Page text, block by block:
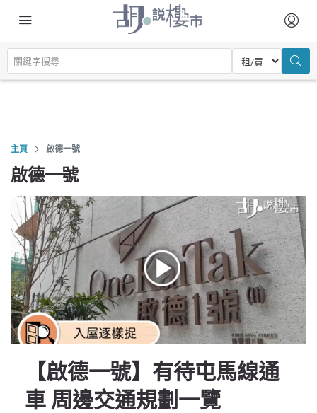
主頁 啟德一號
啟德一號
【啟德一號】有待屯馬線通
車 周邊交通規劃一覽